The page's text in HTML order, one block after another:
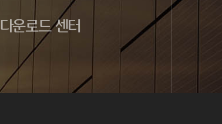
다운로드 센터